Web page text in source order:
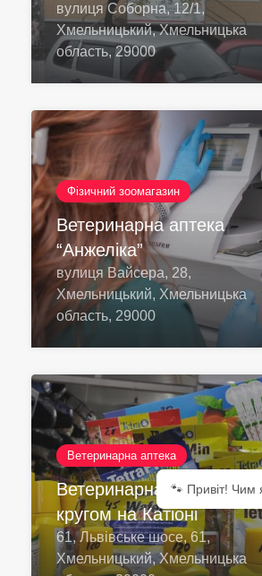
вулиця Соборна, 12/1,
Хмельницький, Хмельницька
область, 29000
Фізичний зоомагазин
Ветеринарна аптека
“Анжеліка”
вулиця Вайсера, 28,
Хмельницький, Хмельницька
область, 29000
Ветеринарна аптека
Ветеринарна аптека за
кругом на Катіоні
61, Львівське шосе, 61,
Хмельницький, Хмельницька
🐾 Привіт! Чим